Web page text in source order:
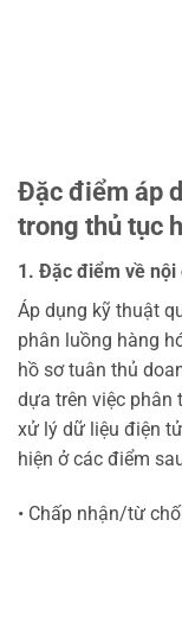
Đặc điểm áp
trong thủ tục
1. Đặc điểm về nội
Áp dụng kỹ thuật
phân luồng hàng
hồ sơ tuân thủ
dựa trên việc phân
xử lý dữ liệu điện
hiện ở các điểm
• Chấp nhận/từ